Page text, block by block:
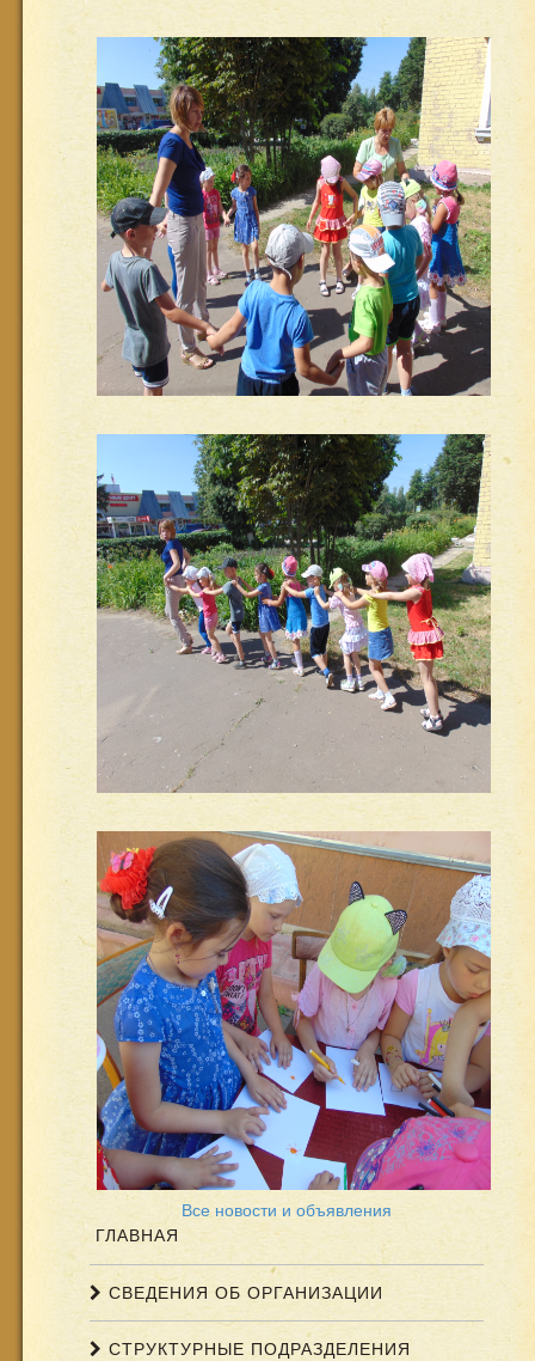
Все новости и объявления
ГЛАВНАЯ
СВЕДЕНИЯ ОБ ОРГАНИЗАЦИИ
СТРУКТУРНЫЕ ПОДРАЗДЕЛЕНИЯ